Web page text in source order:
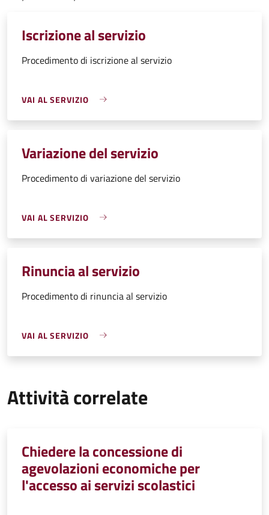
Iscrizione al servizio
Procedimento di iscrizione al servizio
VAI AL SERVIZIO
Variazione del servizio
Procedimento di variazione del servizio
VAI AL SERVIZIO
Rinuncia al servizio
Procedimento di rinuncia al servizio
VAI AL SERVIZIO
Attività correlate
Chiedere la concessione di
agevolazioni economiche per
l'accesso ai servizi scolastici